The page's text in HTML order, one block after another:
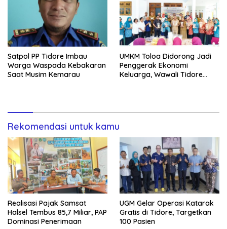
Satpol PP Tidore Imbau
Warga Waspada Kebakaran
Saat Musim Kemarau
UMKM Toloa Didorong Jadi
Penggerak Ekonomi
Keluarga, Wawali Tidore
Rekomendasi untuk kamu
Realisasi Pajak Samsat
Halsel Tembus 85,7 Miliar, PAP
Dominasi Penerimaan
UGM Gelar Operasi Katarak
Gratis di Tidore, Targetkan
100 Pasien